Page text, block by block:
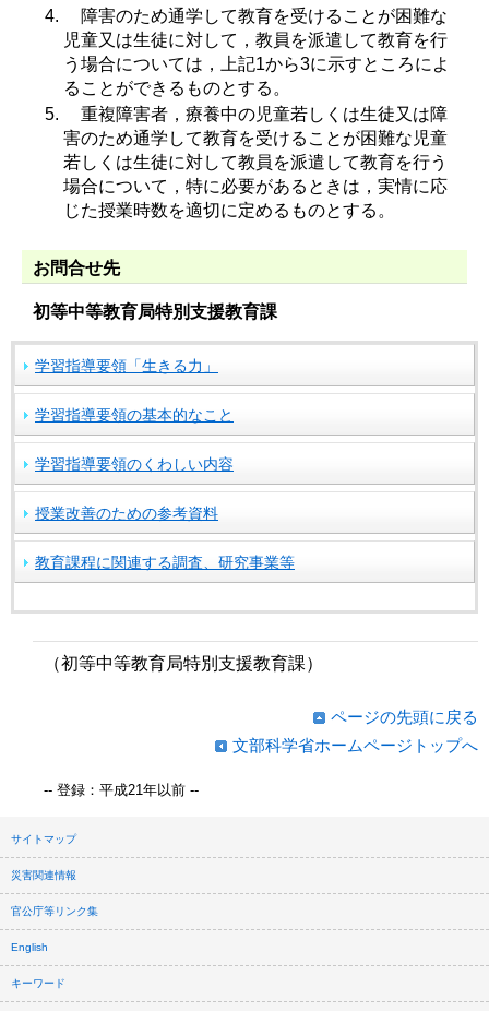
障害のため通学して教育を受けることが困難な
児童又は生徒に対して，教員を派遣して教育を行
う場合については，上記1から3に示すところによ
ることができるものとする。
重複障害者，療養中の児童若しくは生徒又は障
害のため通学して教育を受けることが困難な児童
若しくは生徒に対して教員を派遣して教育を行う
場合について，特に必要があるときは，実情に応
じた授業時数を適切に定めるものとする。
お問合せ先
初等中等教育局特別支援教育課
学習指導要領「生きる力」
学習指導要領の基本的なこと
学習指導要領のくわしい内容
授業改善のための参考資料
教育課程に関連する調査、研究事業等
（初等中等教育局特別支援教育課）
ページの先頭に戻る
文部科学省ホームページトップへ
-- 登録：平成21年以前 --
サイトマップ
災害関連情報
官公庁等リンク集
English
キーワード